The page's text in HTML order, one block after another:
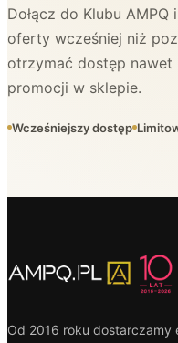
Dołącz do Klubu
oferty wcześniej niż
otrzymać dostęp
promocji w sklepie.
Wcześniejszy dostęp
Od 2016 roku dostarczamy